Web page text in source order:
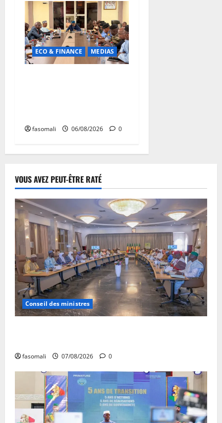
ECO & FINANCE MEDIAS
fasomali 06/08/2026 0
VOUS AVEZ PEUT-ÊTRE RATÉ
Conseil des ministres
fasomali 07/08/2026 0